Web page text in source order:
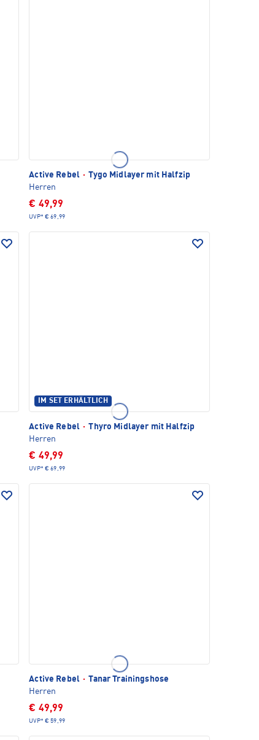
Active Rebel · Tygo Midlayer mit Halfzip
Herren
€ 49,99
UVP* € 69,99
IM SET ERHÄLTLICH
Active Rebel · Thyro Midlayer mit Halfzip
Herren
€ 49,99
UVP* € 69,99
Active Rebel · Tanar Trainingshose
Herren
€ 49,99
UVP* € 59,99